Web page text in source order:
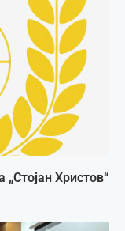
Христов“